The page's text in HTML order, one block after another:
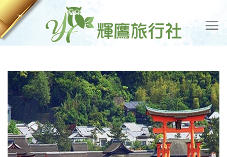
Skip
to
content